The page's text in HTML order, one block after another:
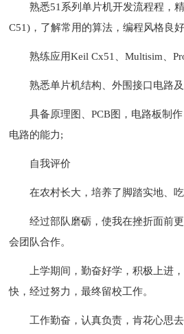
熟悉51系列单片机开发流程程，
C51)，了解常用的算法，编程风格良
熟练应用Keil Cx51、Multisim、
熟悉单片机结构、外围接口电路
具备原理图、PCB图，电路板制
电路的能力;
自我评价
在农村长大，培养了脚踏实地、
经过部队磨砺，使我在挫折面前
会团队合作。
上学期间，勤奋好学，积极上进
快，经过努力，最终留校工作。
工作勤奋，认真负责，肯花心思